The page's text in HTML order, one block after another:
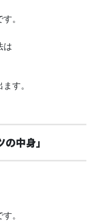
。
は
す。
中身」
。